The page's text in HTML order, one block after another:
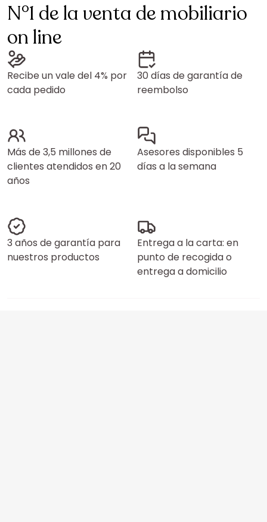
N°1 de la venta de mobiliario
on line
Recibe un vale del 4% por
cada pedido
30 días de garantía de
reembolso
Más de 3,5 millones de
clientes atendidos en 20
años
Asesores disponibles 5
días a la semana
3 años de garantía para
nuestros productos
Entrega a la carta: en
punto de recogida o
entrega a domicilio